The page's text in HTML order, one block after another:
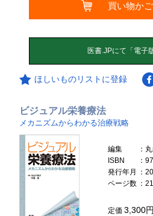
買い物か
ほしいものリストに登録
ビジュアル栄養療法
メカニズムからわかる治療戦略
編集
：
ISBN
：
発行年月
：
ページ数 ：
定価3,300